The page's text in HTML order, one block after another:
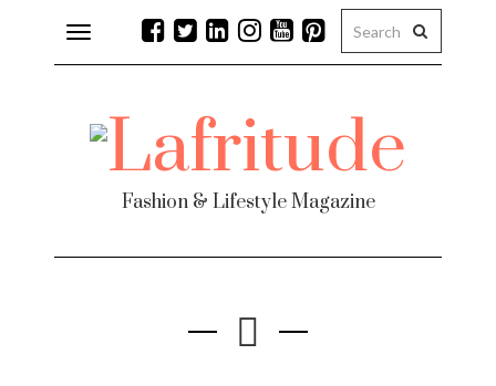
Toggle
navigation
Fashion & Lifestyle Magazine